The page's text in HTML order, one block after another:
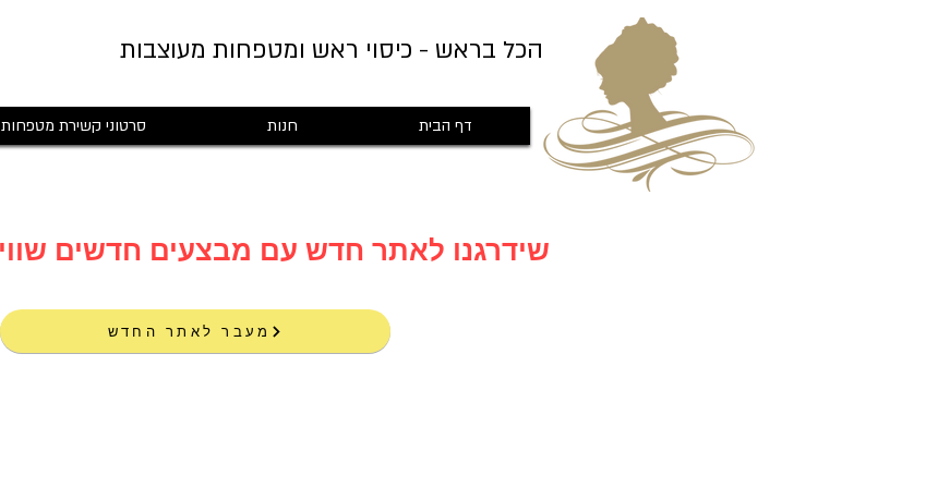
הכל בראש - כיסוי ראש ומטפחות מעוצבות
דף הבית חנות סרטוני קשירת מטפחות
מעבר לאתר החדש